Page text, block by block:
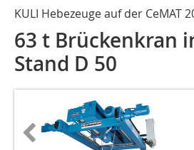
KULI Hebezeuge auf der CeMAT
63 t Brückenkran
Stand D 50